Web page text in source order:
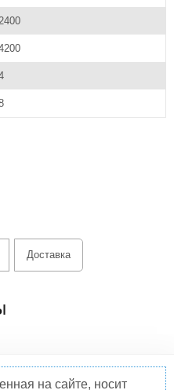
2400
Доставка
на сайте, носит